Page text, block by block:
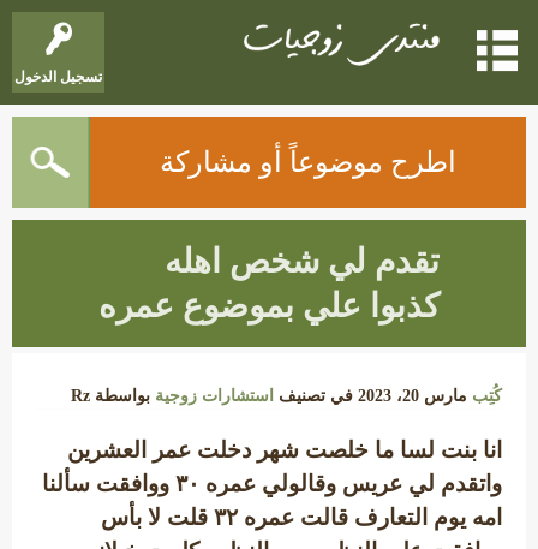
تسجيل الدخول
اطرح موضوعاً أو مشاركة
تقدم لي شخص اهله
كذبوا علي بموضوع عمره
كُتِب مارس 20، 2023 في تصنيف استشارات زوجية بواسطة Rz
انا بنت لسا ما خلصت شهر دخلت عمر العشرين
واتقدم لي عريس وقالولي عمره ٣٠ ووافقت سألنا
امه يوم التعارف قالت عمره ۳۲ قلت لا بأس